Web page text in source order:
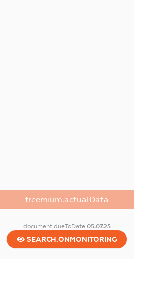
freemium.actualData
document.dueToDate 05.07.25
SEARCH.ONMONITORING